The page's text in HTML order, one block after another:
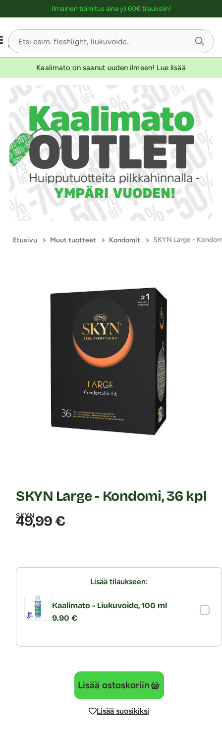
Ilmainen toimitus aina yli 60€ tilauksiin!
Kaalimato on saanut uuden ilmeen! Lue lisää
Etusivu Muut tuotteet Kondomit SKYN Large -
SKYN
SKYN Large - Kondomi, 36 kpl
Hinta:
49,99 €
Lisää tilaukseen:
Kaalimato - Liukuvoide, 100 ml
9.90 €
Lisää ostoskoriin
Lisää suosikiksi